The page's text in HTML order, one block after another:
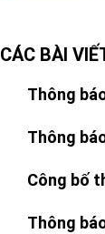
CÁC BÀI
Thông
Thông
Công bố
Thông